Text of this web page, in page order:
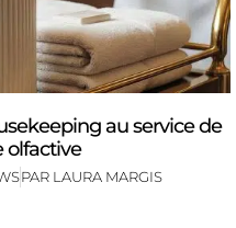
au service de
olfactive
PAR LAURA MARGIS